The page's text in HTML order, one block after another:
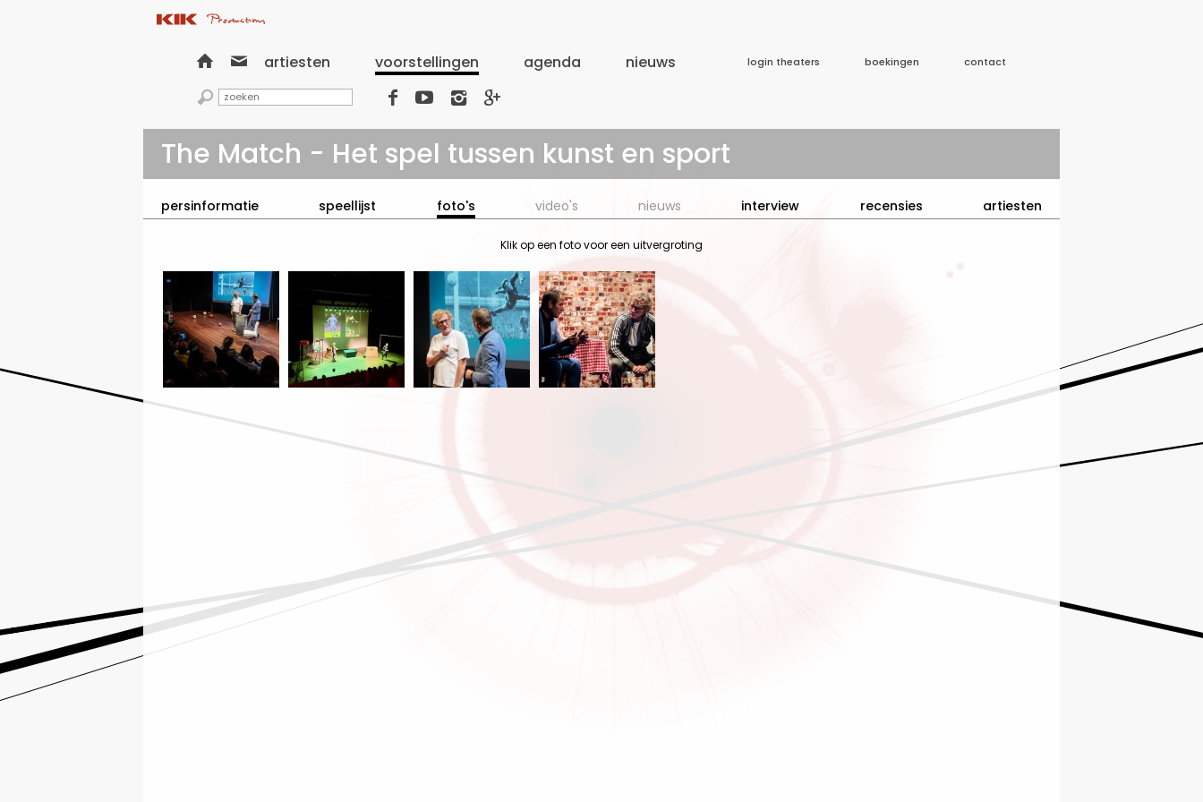
  artiesten voorstellingen agenda nieuws login theaters boekingen contact
    
The Match - Het spel tussen kunst en sport
persinformatie speellijst foto's video's nieuws interview recensies artiesten
Klik op een foto voor een uitvergroting